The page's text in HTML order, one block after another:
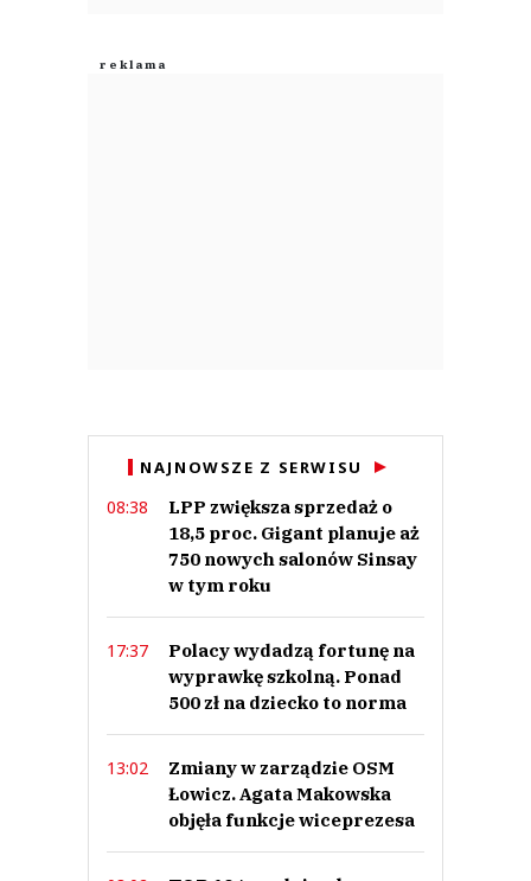
NAJNOWSZE Z SERWISU
08:38
LPP zwiększa sprzedaż o
18,5 proc. Gigant planuje aż
750 nowych salonów Sinsay
w tym roku
17:37
Polacy wydadzą fortunę na
wyprawkę szkolną. Ponad
500 zł na dziecko to norma
13:02
Zmiany w zarządzie OSM
Łowicz. Agata Makowska
objęła funkcje wiceprezesa